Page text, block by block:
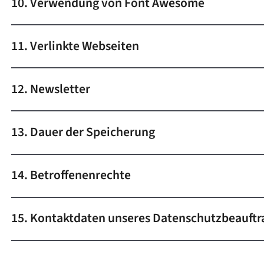
11. Verlinkte Webseiten
12. Newsletter
13. Dauer der Speicherung
14. Betroffenenrechte
15. Kontaktdaten unseres